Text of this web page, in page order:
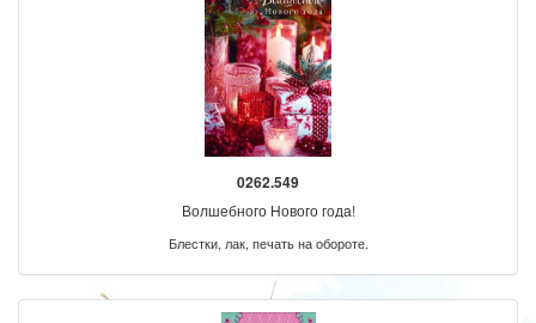
0262.549
Волшебного Нового года!
Блестки, лак, печать на обороте.